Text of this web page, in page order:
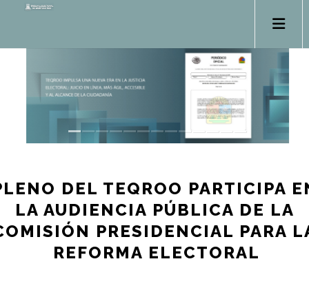
DEL TEQROO PARTICIPA
LA AUDIENCIA PÚBLICA DE LA
PRESIDENCIAL PARA
REFORMA ELECTORAL